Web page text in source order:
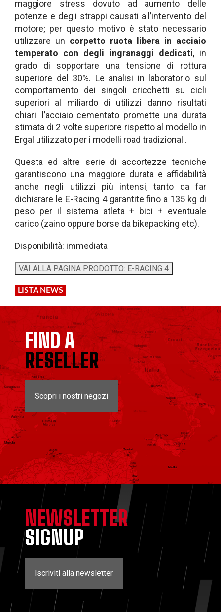
maggiore stress dovuto ad aumento delle
potenze e degli strappi causati all’intervento del
motore; per questo motivo è stato necessario
utilizzare un corpetto ruota libera in acciaio
temperato con degli ingranaggi dedicati, in
grado di sopportare una tensione di rottura
superiore del 30%. Le analisi in laboratorio sul
comportamento dei singoli cricchetti su cicli
superiori al miliardo di utilizzi danno risultati
chiari: l’acciaio cementato promette una durata
stimata di 2 volte superiore rispetto al modello in
Ergal utilizzato per i modelli road tradizionali.
Questa ed altre serie di accortezze tecniche
garantiscono una maggiore durata e affidabilità
anche negli utilizzi più intensi, tanto da far
dichiarare le E-Racing 4 garantite fino a 135 kg di
peso per il sistema atleta + bici + eventuale
carico (zaino oppure borse da bikepacking etc).
Disponibilità: immediata
LISTA NEWS
FIND A
RESELLER
Scopri i nostri negozi
NEWSLETTER
SIGNUP
Iscriviti alla newsletter